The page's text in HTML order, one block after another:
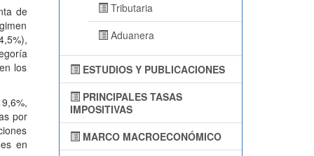
de
los
por
en
Tributaria
Aduanera
ESTUDIOS Y PUBLICACIONES
PRINCIPALES TASAS
IMPOSITIVAS
MARCO MACROECONÓMICO